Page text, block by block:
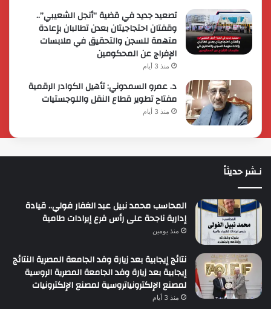
تصعيد جديد في قضية “أنجل الشعيبي”..
وقفتان احتجاجيتان بعدن تطالبان بإعادة
متهمة للسجن والتحقيق في ملابسات
الإفراج عن المحكومين
منذ 3 أيام
د. عمرو السمدوني: تأهيل الكوادر الرقمية
مفتاح تطوير قطاع النقل واللوجستيات
منذ 3 أيام
نـشر حديثاً
المحاسب محمد نبيل عبد الغفار فولي.. قيادة
إدارية ناجحة على رأس فرع إيرادات طامية
منذ يومين
نتائج إيجابية بعد زيارة وفد الجامعة المصرية النتائج
إيجابية بعد زيارة وفد الجامعة المصرية الروسية
لمصنع الإلكترونياتروسية لمصنع الإلكترونيات
منذ 3 أيام